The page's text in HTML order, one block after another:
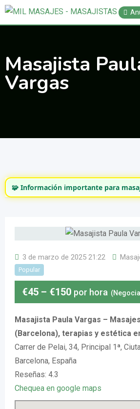
Saltar
Masajista
Vargas
🧩 Información importante para
3 de marzo de 2025 21:22
Popular
€45 – €150 por hora
Masajista Paula Vargas –
(Barcelona), terapias y estética
Carrer de Pelai, 34, Principal 1ª,
Barcelona, España
Reseñas: 4.3
Chequea en google maps